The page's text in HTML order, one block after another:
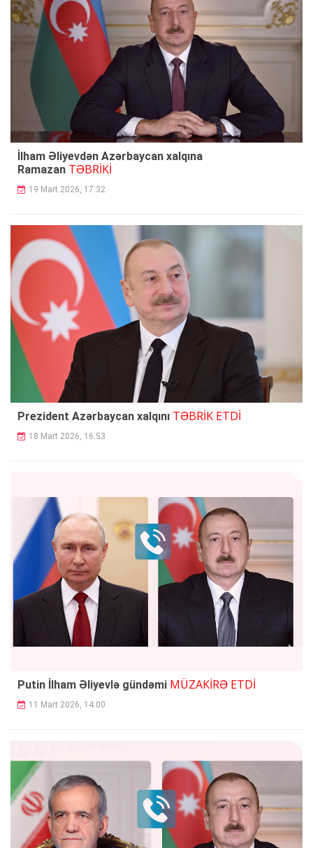
İlham Əliyevdən Azərbaycan xalqına
Ramazan TƏBRİKİ
19 Mart 2026, 17:32
Prezident Azərbaycan xalqını TƏBRİK ETDİ
18 Mart 2026, 16:53
Putin İlham Əliyevlə gündəmi MÜZAKİRƏ ETDİ
11 Mart 2026, 14:00